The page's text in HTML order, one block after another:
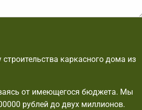
каркасного дома из
от имеющегося бюджета. Мы
рублей до двух миллионов.